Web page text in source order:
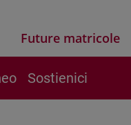
Future matricole
Sostienici